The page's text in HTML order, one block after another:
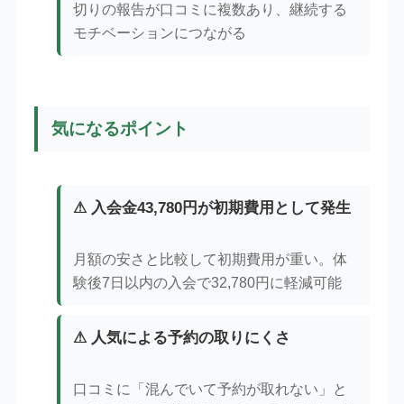
切りの報告が口コミに複数あり、継続する
モチベーションにつながる
気になるポイント
⚠ 入会金43,780円が初期費用として発生
月額の安さと比較して初期費用が重い。体
験後7日以内の入会で32,780円に軽減可能
⚠ 人気による予約の取りにくさ
口コミに「混んでいて予約が取れない」と